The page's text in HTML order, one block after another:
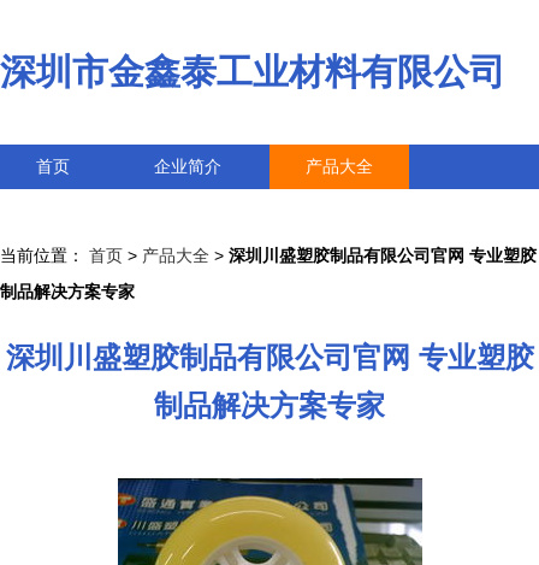
深圳市金鑫泰工业材料有限公司
首页 企业简介 产品大全
当前位置： 首页 > 产品大全 > 深圳川盛塑胶制品有限公司官网 专业塑胶
制品解决方案专家
深圳川盛塑胶制品有限公司官网 专业塑胶
制品解决方案专家